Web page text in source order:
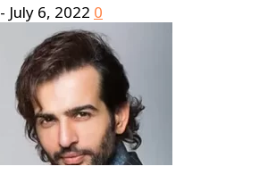
- July 6, 2022 0